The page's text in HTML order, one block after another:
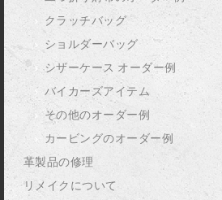
クラッチバッグ
ショルダーバッグ
シザーケース オーダー例
バイカーズアイテム
その他のオーダー例
カービングのオーダー例
革製品の修理
リメイクについて